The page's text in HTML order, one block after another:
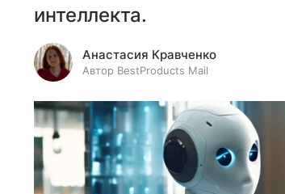
интеллекта.
Анастасия Кравченко
Автор BestProducts Mail